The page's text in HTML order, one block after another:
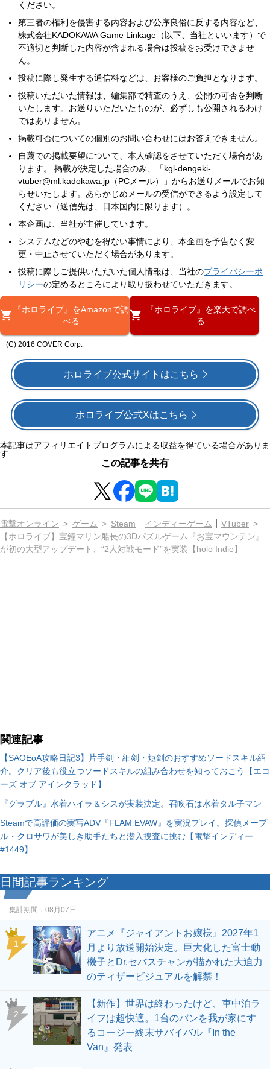
ください。
第三者の権利を侵害する内容および公序良俗に反する内容など、
株式会社KADOKAWA Game Linkage（以下、当社といいます）で
不適切と判断した内容が含まれる場合は投稿をお受けできませ
ん。
投稿に際し発生する通信料などは、お客様のご負担となります。
投稿いただいた情報は、編集部で精査のうえ、公開の可否を判断
いたします。お送りいただいたものが、必ずしも公開されるわけ
ではありません。
掲載可否についての個別のお問い合わせにはお答えできません。
自薦での掲載要望について、本人確認をさせていただく場合があ
ります。 掲載が決定した場合のみ、「kgl-dengeki-
vtuber@ml.kadokawa.jp（PCメール）」からお送りメールでお知
らせいたします。あらかじめメールの受信ができるよう設定して
ください（送信先は、日本国内に限ります）。
本企画は、当社が主催しています。
システムなどのやむを得ない事情により、本企画を予告なく変
更・中止させていただく場合があります。
投稿に際しご提供いただいた個人情報は、当社のプライバシーポ
リシーの定めるところにより取り扱わせていただきます。
『ホロライブ』をAmazonで調
べる
『ホロライブ』を楽天で調べ
る
(C) 2016 COVER Corp.
ホロライブ公式サイトはこちら
ホロライブ公式Xはこちら
本記事はアフィリエイトプログラムによる収益を得ている場合がありま
す
この記事を共有
電撃オンライン ゲーム Steam インディーゲーム
VTuber
【ホロライブ】宝鐘マリン船長の3Dパズルゲーム『お宝マウンテン』
が初の大型アップデート、“2人対戦モード”を実装【holo Indie】
関連記事
【SAOEoA攻略日記3】片手剣・細剣・短剣のおすすめソードスキル紹
介。クリア後も役立つソードスキルの組み合わせを知っておこう【エコ
ーズ オブ アインクラッド】
『グラブル』水着ハイラ＆シスが実装決定。召喚石は水着タル子マン
Steamで高評価の実写ADV『FLAM EVAW』を実況プレイ。探偵メープ
ル・クロサワが美しき助手たちと潜入捜査に挑む【電撃インディー
#1449】
日間記事ランキング
集計期間： 08月07日
1
アニメ『ジャイアントお嬢様』2027年1
月より放送開始決定。巨大化した富士動
機子とDr.セバスチャンが描かれた大迫力
のティザービジュアルを解禁！
2
【新作】世界は終わったけど、車中泊ラ
イフは超快適。1台のバンを我が家にす
るコージー終末サバイバル『In the
Van』発表